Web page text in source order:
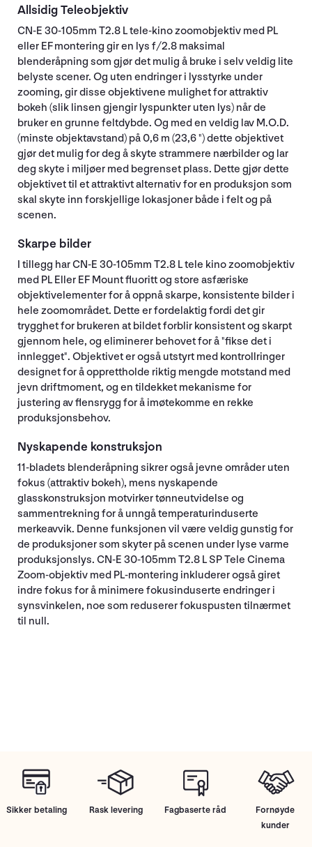
Allsidig Teleobjektiv
CN-E 30-105mm T2.8 L tele-kino zoomobjektiv med PL
eller EF montering gir en lys f/2.8 maksimal
blenderåpning som gjør det mulig å bruke i selv veldig lite
belyste scener. Og uten endringer i lysstyrke under
zooming, gir disse objektivene mulighet for attraktiv
bokeh (slik linsen gjengir lyspunkter uten lys) når de
bruker en grunne feltdybde. Og med en veldig lav M.O.D.
(minste objektavstand) på 0,6 m (23,6 ") dette objektivet
gjør det mulig for deg å skyte strammere nærbilder og lar
deg skyte i miljøer med begrenset plass. Dette gjør dette
objektivet til et attraktivt alternativ for en produksjon som
skal skyte inn forskjellige lokasjoner både i felt og på
scenen.
Skarpe bilder
I tillegg har CN-E 30-105mm T2.8 L tele kino zoomobjektiv
med PL Eller EF Mount fluoritt og store asfæriske
objektivelementer for å oppnå skarpe, konsistente bilder i
hele zoomområdet. Dette er fordelaktig fordi det gir
trygghet for brukeren at bildet forblir konsistent og skarpt
gjennom hele, og eliminerer behovet for å "fikse det i
innlegget". Objektivet er også utstyrt med kontrollringer
designet for å opprettholde riktig mengde motstand med
jevn driftmoment, og en tildekket mekanisme for
justering av flensrygg for å imøtekomme en rekke
produksjonsbehov.
Nyskapende konstruksjon
11-bladets blenderåpning sikrer også jevne områder uten
fokus (attraktiv bokeh), mens nyskapende
glasskonstruksjon motvirker tønneutvidelse og
sammentrekning for å unngå temperaturinduserte
merkeavvik. Denne funksjonen vil være veldig gunstig for
de produksjoner som skyter på scenen under lyse varme
produksjonslys. CN-E 30-105mm T2.8 L SP Tele Cinema
Zoom-objektiv med PL-montering inkluderer også giret
indre fokus for å minimere fokusinduserte endringer i
synsvinkelen, noe som reduserer fokuspusten tilnærmet
til null.
Sikker betaling Rask levering Fagbaserte råd
Fornøyde
kunder